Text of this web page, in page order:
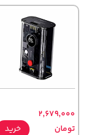
2,679,000
تومان
خرید